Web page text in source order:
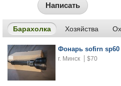
Написать
Барахолка Хозяйства
Фонарь sofirn sp60
г. Минск $70